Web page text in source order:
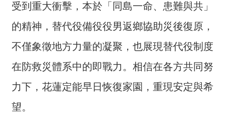
English
網
安
全
政
策
受到重大衝擊，本於「同島一命、患難與共」
的精神，替代役備役役男返鄉協助災後復原，
不僅象徵地方力量的凝聚，也展現替代役制度
在防救災體系中的即戰力。相信在各方共同努
力下，花蓮定能早日恢復家園，重現安定與希
望。